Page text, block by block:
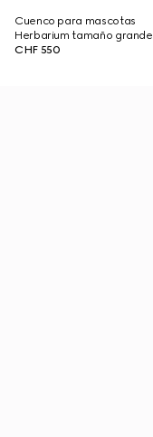
Cuenco para mascotas
Herbarium tamaño grande
CHF 550